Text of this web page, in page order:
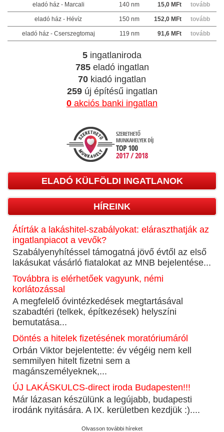
eladó ház - Marcali 140 nm 15,0 MFt tovább
eladó ház - Hévíz 150 nm 152,0 MFt tovább
eladó ház - Cserszegtomaj 119 nm 91,6 MFt tovább
5 ingatlaniroda
785eladó ingatlan
70 kiadó ingatlan
259új építésű ingatlan
0 akciós banki ingatlan
ELADÓ KÜLFÖLDI INGATLANOK
HÍREINK
Átírták a lakáshitel-szabályokat: eláraszthatják az
ingatlanpiacot a vevők?
Szabályenyhítéssel támogatná jövő évtől az első
lakásukat vásárló fiatalokat az MNB bejelentése...
Továbbra is elérhetőek vagyunk, némi
korlátozással
A megfelelő óvintézkedések megtartásával
szabadtéri (telkek, építkezések) helyszíni
bemutatása...
Döntés a hitelek fizetésének moratóriumáról
Orbán Viktor bejelentette: év végéig nem kell
semmilyen hitelt fizetni sem a
magánszemélyeknek,...
ÚJ LAKÁSKULCS-direct iroda Budapesten!!!
Már lázasan készülünk a legújabb, budapesti
irodánk nyitására. A IX. kerületben kezdjük :)....
Olvasson további híreket